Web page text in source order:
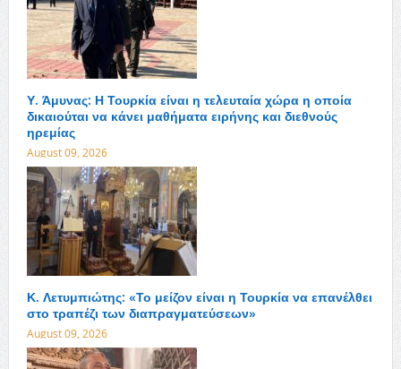
Υ. Άμυνας: Η Τουρκία είναι η τελευταία χώρα η οποία
δικαιούται να κάνει μαθήματα ειρήνης και διεθνούς
ηρεμίας
August 09, 2026
Κ. Λετυμπιώτης: «Το μείζον είναι η Τουρκία να επανέλθει
στο τραπέζι των διαπραγματεύσεων»
August 09, 2026